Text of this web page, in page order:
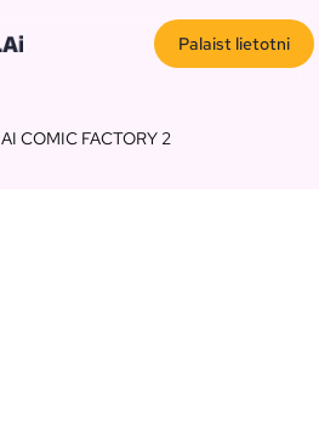
Palaist lietotni
AI COMIC FACTORY 2